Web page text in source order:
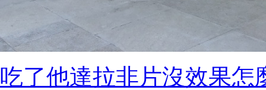
吃了他達拉非片沒效果怎